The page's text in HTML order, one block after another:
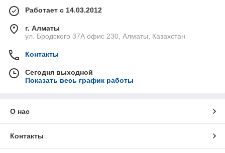
Работает с 14.03.2012
г. Алматы
ул. Бродского 37А офис 230, Алматы, Казахстан
Контакты
Сегодня выходной
Показать весь график работы
О нас
Контакты